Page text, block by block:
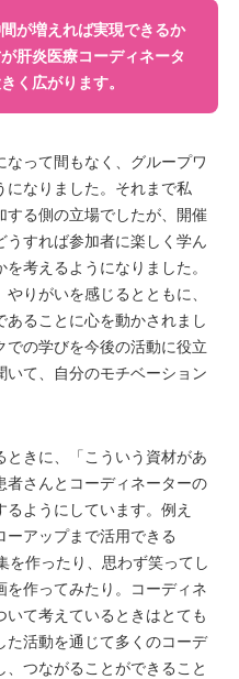
が増えれば実現できるか
肝炎医療コーディネータ
く広がります。
って間もなく、グループワ
になりました。それまで私
する側の立場でしたが、開催
すれば参加者に楽しく学ん
考えるようになりました。
りがいを感じるとともに、
ることに心を動かされまし
での学びを今後の活動に役立
いて、自分のモチベーション
きに、「こういう資材があ
者さんとコーディネーターの
ようにしています。例え
ーアップまで活用できる
を作ったり、思わず笑ってし
を作ってみたり。コーディネ
て考えているときはとても
た活動を通じて多くのコーデ
、つながることができること